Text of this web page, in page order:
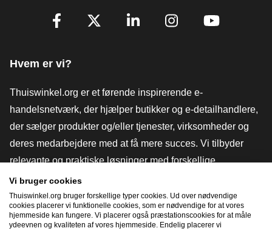
[_General:SocialMediaTitle]
Hvem er vi?
Thuiswinkel.org er et førende inspirerende e-
handelsnetværk, der hjælper butikker og e-detailhandlere,
der sælger produkter og/eller tjenester, virksomheder og
deres medarbejdere med at få mere succes. Vi tilbyder
relevante og praktiske løsninger med forskellige
tillidsmærker, Thuiswinkel-anmeldelser, juridiske værktøjer
og rådgivning, fortalervirksomhed, markedsundersøgelser
og har vores egen uddannelsesplatform, Thuiswinkel e-
Academy.
Vi bruger cookies
Thuiswinkel.org bruger forskellige typer cookies. Ud over nødvendige
cookies placerer vi funktionelle cookies, som er nødvendige for at vores
hjemmeside kan fungere. Vi placerer også præstationscookies for at måle
ydeevnen og kvaliteten af ​​vores hjemmeside. Endelig placerer vi